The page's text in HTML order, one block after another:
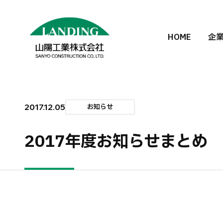
HOME 企
2017.12.05 お知らせ
2017年度お知らせまとめ